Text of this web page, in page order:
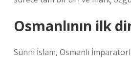
Osmanlının ilk
Sünni İslam, Osmanlı